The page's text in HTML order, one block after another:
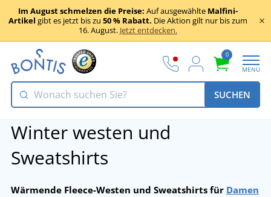
Im August schmelzen die Preise: Auf ausgewählte Malfini-
Artikel gibt es jetzt bis zu 50 % Rabatt. Die Aktion gilt nur bis zum
16. August. Jetzt entdecken.
0
MENU
SUCHEN
Winter westen und
Sweatshirts
Wärmende Fleece-Westen und Sweatshirts für Damen